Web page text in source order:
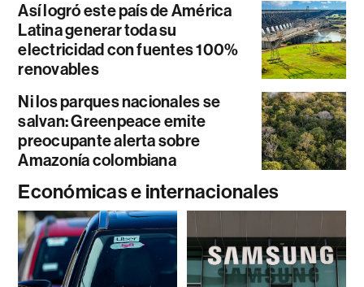
Así logró este país de América
Latina generar toda su
electricidad con fuentes 100%
renovables
Ni los parques nacionales se
salvan: Greenpeace emite
preocupante alerta sobre
Amazonía colombiana
Económicas e internacionales